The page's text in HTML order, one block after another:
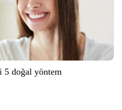
5 doğal yöntem